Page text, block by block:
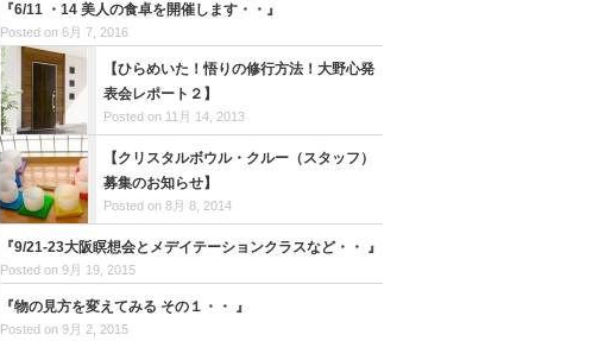
『6/11 ・14 美人の食卓を開催します・・』
Posted on 6月 7, 2016
【ひらめいた！悟りの修行方法！大野心発
表会レポート２】
Posted on 11月 14, 2013
【クリスタルボウル・クルー（スタッフ）
募集のお知らせ】
Posted on 8月 8, 2014
『9/21-23大阪瞑想会とメデイテーションクラスなど・・ 』
Posted on 9月 19, 2015
『物の見方を変えてみる その１・・ 』
Posted on 9月 2, 2015